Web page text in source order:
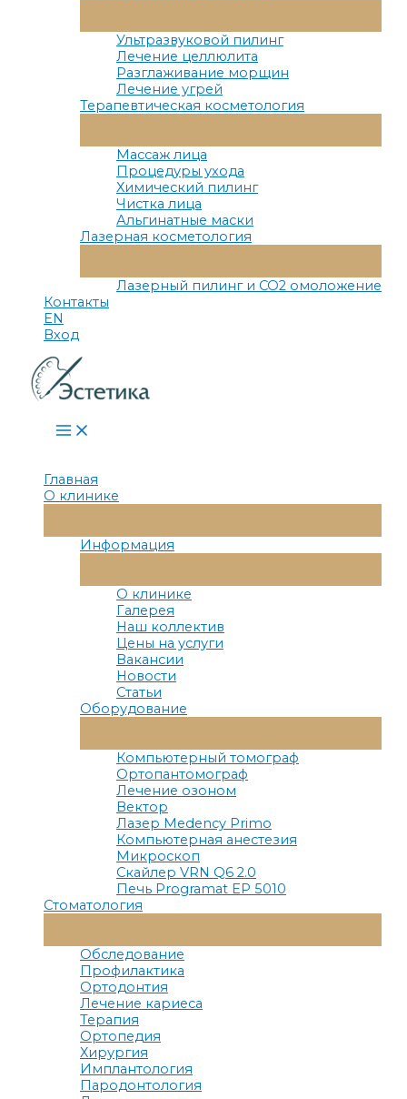
Меню
Ультразвуковой пилинг
Лечение целлюлита
Разглаживание морщин
Лечение угрей
Терапевтическая косметология
Меню
Массаж лица
Процедуры ухода
Химический пилинг
Чистка лица
Альгинатные маски
Лазерная косметология
Меню
Лазерный пилинг и СО2 омоложение
Контакты
EN
Вход
Main
Menu
Главная
О клинике
Меню
Информация
Меню
О клинике
Галерея
Наш коллектив
Цены на услуги
Вакансии
Новости
Статьи
Оборудование
Меню
Компьютерный томограф
Ортопантомограф
Лечение озоном
Вектор
Лазер Medency Primo
Компьютерная анестезия
Микроскоп
Скайлер VRN Q6 2.0
Печь Programat EP 5010
Стоматология
Меню
Обследование
Профилактика
Ортодонтия
Лечение кариеса
Терапия
Ортопедия
Хирургия
Имплантология
Пародонтология